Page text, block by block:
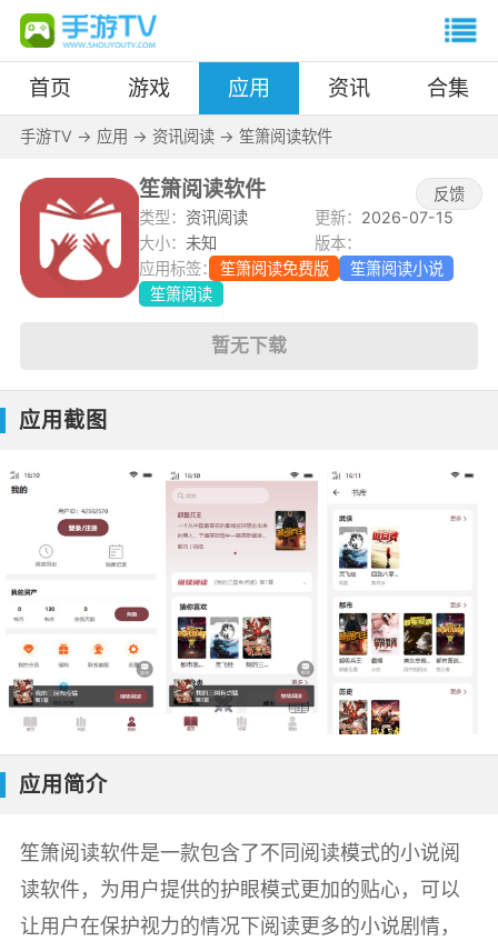
首页 游戏 应用 资讯 合集
手游TV -> 应用 -> 资讯阅读-> 笙箫阅读软件
笙箫阅读软件
反馈
类型：资讯阅读 更新： 2026-07-15
大小： 未知
版本：
应用标签：
笙箫阅读免费版
笙箫阅读小说
笙箫阅读
暂无下载
应用截图
应用简介
笙箫阅读软件是一款包含了不同阅读模式的小说阅
读软件，为用户提供的护眼模式更加的贴心，可以
让用户在保护视力的情况下阅读更多的小说剧情，